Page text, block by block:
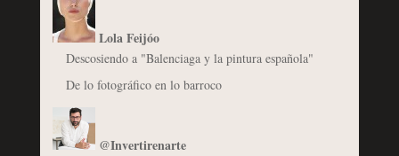
Lola Feijóo
Descosiendo a "Balenciaga y la pintura española"
De lo fotográfico en lo barroco
@Invertirenarte